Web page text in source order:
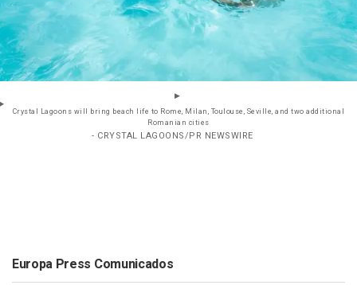
Crystal Lagoons will bring beach life to Rome, Milan, Toulouse, Seville, and two additional
Romanian cities
- CRYSTAL LAGOONS/PR NEWSWIRE
Europa Press Comunicados